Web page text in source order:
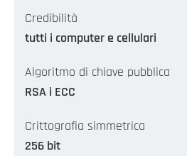
Credibilità
tutti i computer e cellulari
Algoritmo di chiave pubblica
RSA i ECC
Crittografia simmetrica
256 bit